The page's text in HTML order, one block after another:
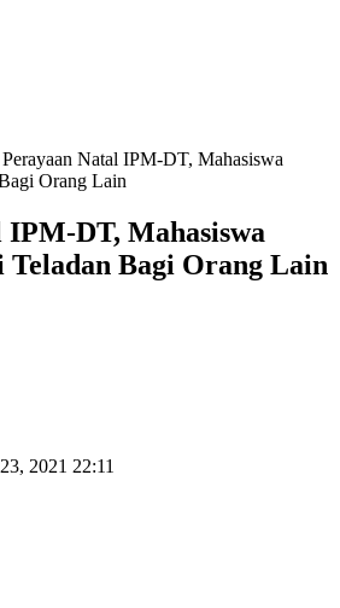
Perayaan Natal IPM-DT, Mahasiswa
Orang Lain
IPM-DT, Mahasiswa
Bagi Orang Lain
2021 22:11